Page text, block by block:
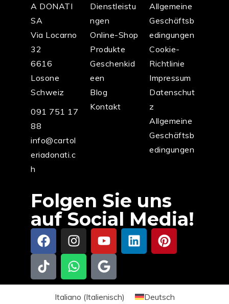
A DONATI
SA
Via Locarno
32
6616
Losone
Schweiz
091 751 17
88
info@cartol
eriadonati.c
h
Dienstleistu
ngen
Online-Shop
Produkte
Geschenkid
een
Blog
Kontakt
Allgemeine
Geschäftsb
edingungen
Cookie-
Richtlinie
Impressum
Datenschut
z
Allgemeine
Geschäftsb
edingungen
Folgen Sie uns
auf Social Media!
Italiano (Italienisch) Deutsch